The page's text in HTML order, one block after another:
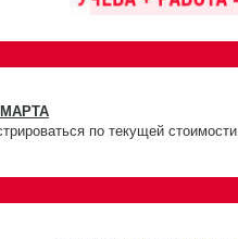
по текущей стоимости